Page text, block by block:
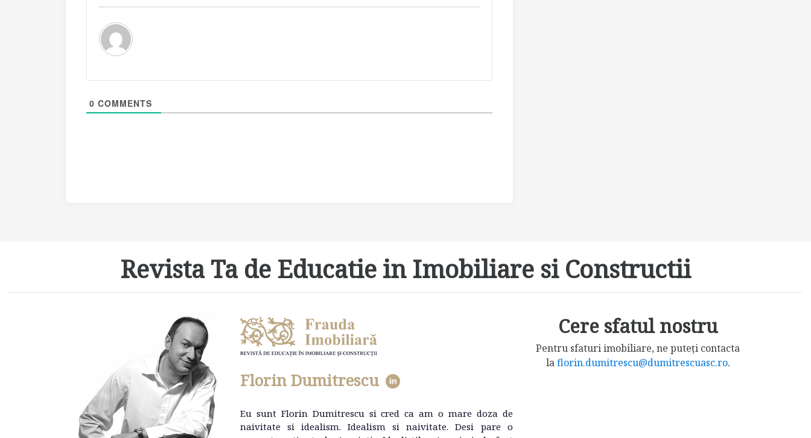
0 COMMENTS
Revista Ta de Educatie in Imobiliare si Constructii
Florin Dumitrescu
Eu sunt Florin Dumitrescu si cred ca am o mare doza de
naivitate si idealism. Idealism si naivitate. Desi pare o
Cere sfatul nostru
Pentru sfaturi imobiliare, ne puteți contacta
laflorin.dumitrescu@dumitrescuasc.ro.